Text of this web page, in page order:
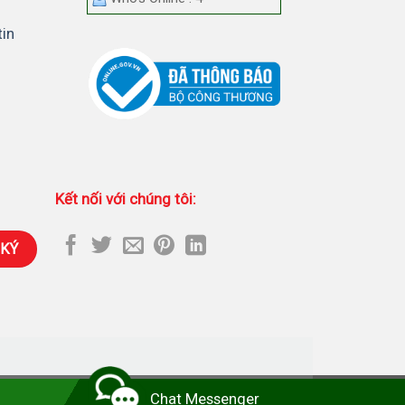
Chat Messenger
Kết nối với chúng tôi:
Camera Imou-Lắp đặt camera tại nhà